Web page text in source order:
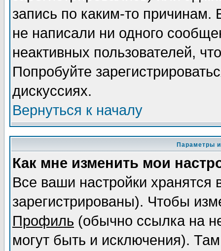
запись по каким-то
не написали ни одного
неактивных пользователей,
Попробуйте
дискуссиях.
Вернуться к началу
Параметры
Как мне изменить мои
Все ваши настройки
зарегистрированы). Чтобы
Профиль (обычно ссылка на
могут быть и исключения).